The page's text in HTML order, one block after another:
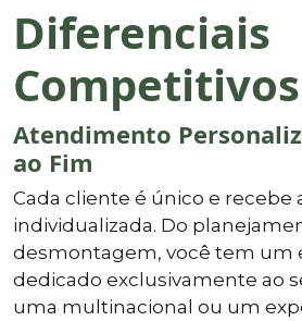
Diferenciais
Competitivos
Atendimento
ao Fim
Cada cliente é único e recebe
individualizada. Do
desmontagem, você tem um
dedicado exclusivamente ao
uma multinacional ou um